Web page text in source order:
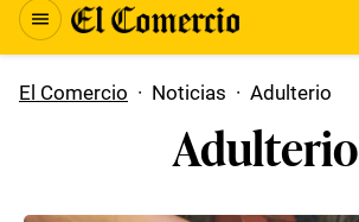
El Comercio · Noticias · Adulterio
Adulterio